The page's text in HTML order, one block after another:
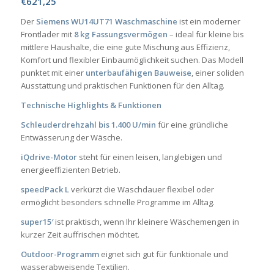
Der Siemens WU14UT71 Waschmaschine ist ein moderner
Frontlader mit 8 kg Fassungsvermögen – ideal für kleine bis
mittlere Haushalte, die eine gute Mischung aus Effizienz,
Komfort und flexibler Einbaumöglichkeit suchen. Das Modell
punktet mit einer unterbaufähigen Bauweise, einer soliden
Ausstattung und praktischen Funktionen für den Alltag.
Technische Highlights & Funktionen
Schleuderdrehzahl bis 1.400 U/min für eine gründliche
Entwässerung der Wäsche.
iQdrive-Motorsteht für einen leisen, langlebigen und
energieeffizienten Betrieb.
speedPack Lverkürzt die Waschdauer flexibel oder
ermöglicht besonders schnelle Programme im Alltag.
super15′ist praktisch, wenn Ihr kleinere Wäschemengen in
kurzer Zeit auffrischen möchtet.
Outdoor-Programmeignet sich gut für funktionale und
wasserabweisende Textilien.